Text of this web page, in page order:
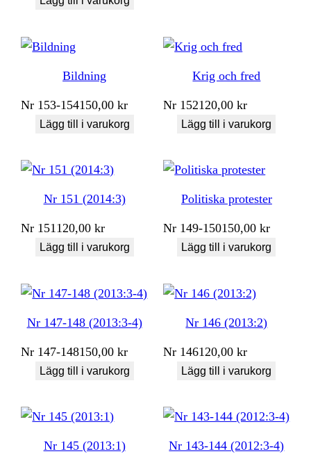
Bildning
Nr 153-154150,00kr
Lägg till i varukorg
Krig och fred
Nr 152120,00kr
Lägg till i varukorg
Nr 151 (2014:3)
Nr 151120,00kr
Lägg till i varukorg
Politiska protester
Nr 149-150150,00kr
Lägg till i varukorg
Nr 147-148 (2013:3-4)
Nr 147-148150,00kr
Lägg till i varukorg
Nr 146 (2013:2)
Nr 146120,00kr
Lägg till i varukorg
Nr 145 (2013:1) Nr 143-144 (2012:3-4)